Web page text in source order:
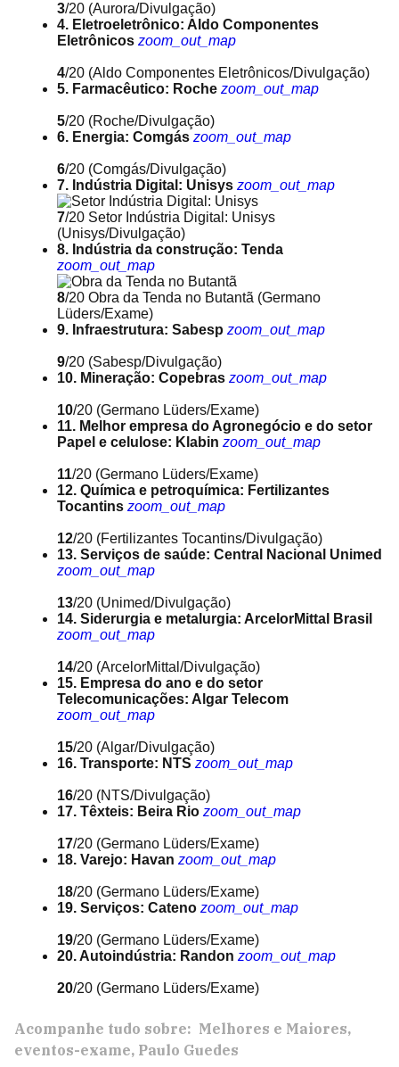
3/20 (Aurora/Divulgação)
4. Eletroeletrônico: Aldo Componentes
Eletrônicos zoom_out_map
4/20 (Aldo Componentes Eletrônicos/Divulgação)
5. Farmacêutico: Roche zoom_out_map
5/20 (Roche/Divulgação)
6. Energia: Comgás zoom_out_map
6/20 (Comgás/Divulgação)
7. Indústria Digital: Unisys zoom_out_map
7/20 Setor Indústria Digital: Unisys
(Unisys/Divulgação)
8. Indústria da construção: Tenda
zoom_out_map
8/20 Obra da Tenda no Butantã (Germano
Lüders/Exame)
9. Infraestrutura: Sabesp zoom_out_map
9/20 (Sabesp/Divulgação)
10. Mineração: Copebras zoom_out_map
10/20 (Germano Lüders/Exame)
11. Melhor empresa do Agronegócio e do setor
Papel e celulose: Klabin zoom_out_map
11/20 (Germano Lüders/Exame)
12. Química e petroquímica: Fertilizantes
Tocantins zoom_out_map
12/20 (Fertilizantes Tocantins/Divulgação)
13. Serviços de saúde: Central Nacional Unimed
zoom_out_map
13/20 (Unimed/Divulgação)
14. Siderurgia e metalurgia: ArcelorMittal Brasil
zoom_out_map
14/20 (ArcelorMittal/Divulgação)
15. Empresa do ano e do setor
Telecomunicações: Algar Telecom
zoom_out_map
15/20 (Algar/Divulgação)
16. Transporte: NTS zoom_out_map
16/20 (NTS/Divulgação)
17. Têxteis: Beira Rio zoom_out_map
17/20 (Germano Lüders/Exame)
18. Varejo: Havan zoom_out_map
18/20 (Germano Lüders/Exame)
19. Serviços: Cateno zoom_out_map
19/20 (Germano Lüders/Exame)
20. Autoindústria: Randon zoom_out_map
20/20 (Germano Lüders/Exame)
Acompanhe tudo sobre: Melhores e Maiores
eventos-exame Paulo Guedes